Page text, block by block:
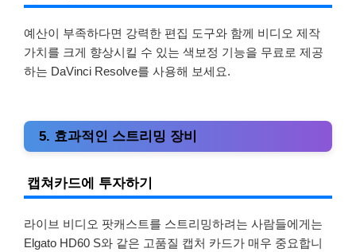
예산이 부족하다면 강력한 편집 도구와 함께 비디오 제작
가치를 크게 향상시킬 수 있는 색보정 기능을 무료로 제공
하는 DaVinci Resolve를 사용해 보세요.
5. 효과적인 스트리밍 장비
캡쳐카드에 투자하기
라이브 비디오 팟캐스트를 스트리밍하려는 사람들에게는
Elgato HD60 S와 같은 고품질 캡처 카드가 매우 중요합니